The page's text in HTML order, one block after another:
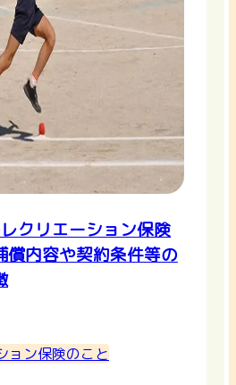
クリエーション保険
償内容や契約条件等の
ョン保険のこと